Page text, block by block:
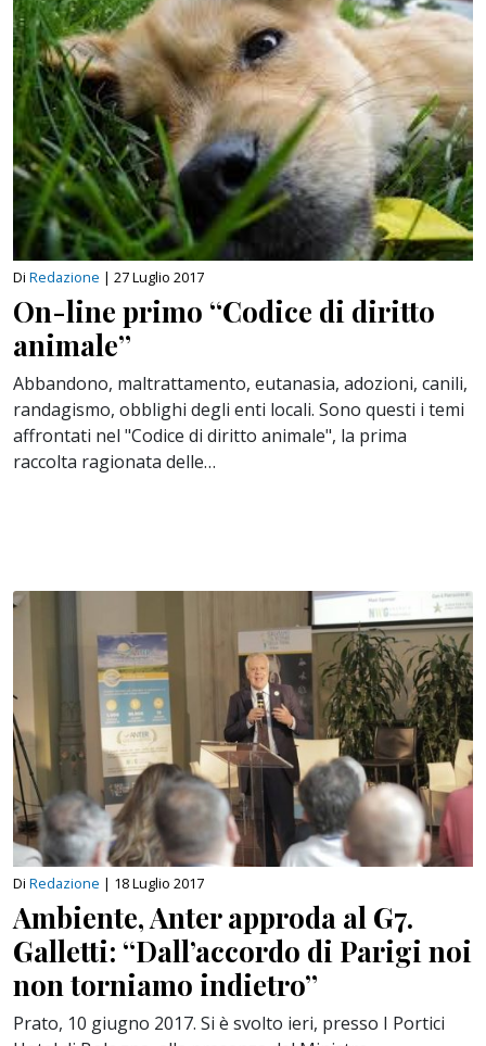
Di Redazione | 27 Luglio 2017
On-line primo “Codice di diritto
animale”
Abbandono, maltrattamento, eutanasia, adozioni, canili,
randagismo, obblighi degli enti locali. Sono questi i temi
affrontati nel "Codice di diritto animale", la prima
raccolta ragionata delle…
Di Redazione | 18 Luglio 2017
Ambiente, Anter approda al G7.
Galletti: “Dall’accordo di Parigi noi
non torniamo indietro”
Prato, 10 giugno 2017. Si è svolto ieri, presso I Portici